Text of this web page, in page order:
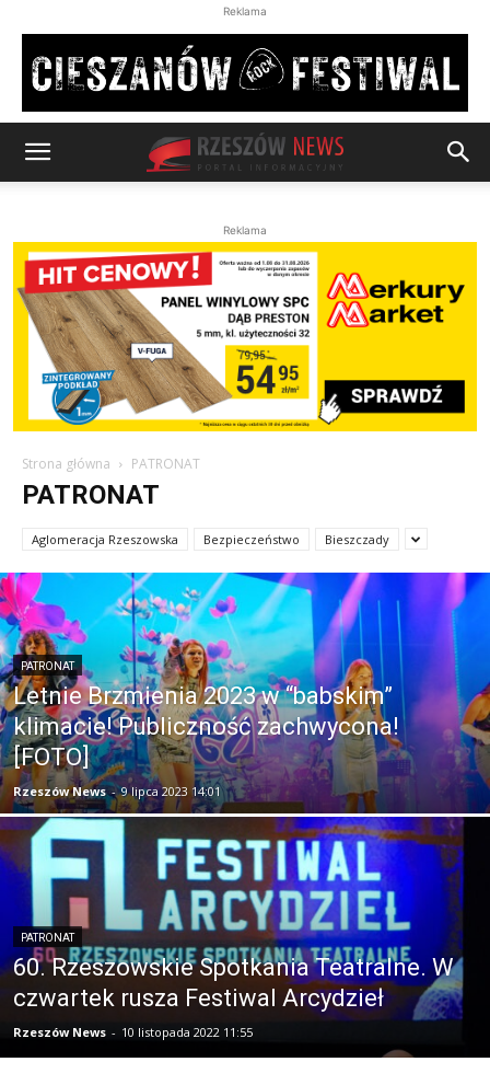
Reklama
Reklama
Strona główna PATRONAT
PATRONAT
Aglomeracja Rzeszowska Bezpieczeństwo Bieszczady
PATRONAT
Letnie Brzmienia 2023 w “babskim”
klimacie! Publiczność zachwycona!
[FOTO]
Rzeszów News - 9 lipca 2023 14:01
PATRONAT
60. Rzeszowskie Spotkania Teatralne. W
czwartek rusza Festiwal Arcydzieł
Rzeszów News - 10 listopada 2022 11:55